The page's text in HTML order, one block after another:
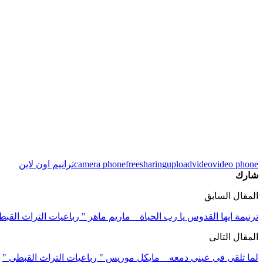
camera phonefreesharinguploadvideovideo phone
ترانيم اون لاين
شارك
المقال السابق
ترنيمة ايها القدوس يا رب الحياة _ ماريم ماهر " رباعيات التراث
المقال التالى
لما تلقى فى عينى دمعه _ مايكل موريس " رباعيات التراث القبطى "